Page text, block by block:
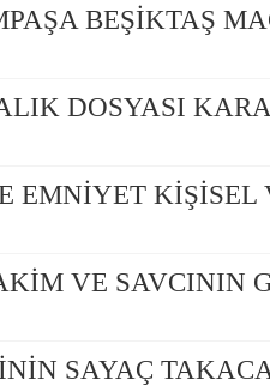
BEŞİKTAŞ
DOSYASI
EMNİYET KİŞİSEL
VE SAVCININ
SAYAÇ